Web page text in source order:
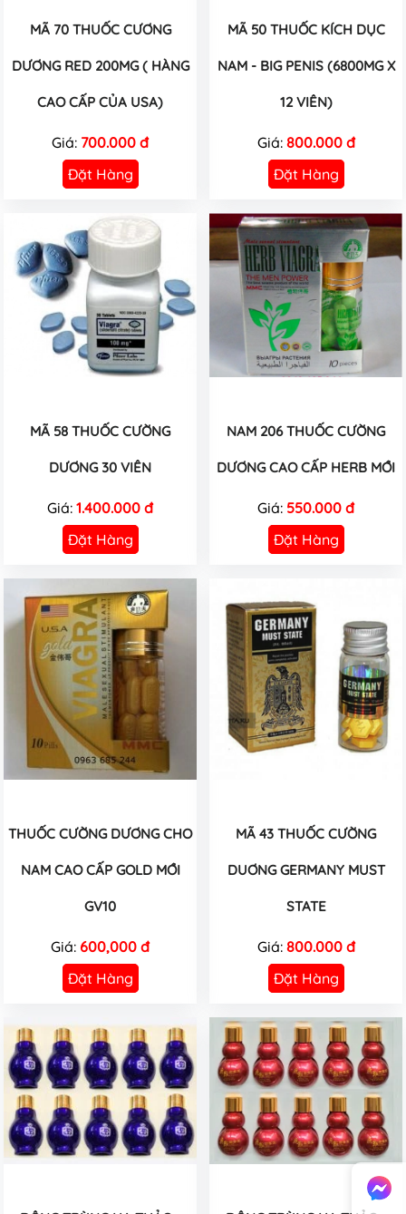
MÃ 70 THUỐC CƯƠNG
DƯƠNG RED 200MG ( HÀNG
CAO CẤP CỦA USA)
Giá: 700.000 đ
Đặt Hàng
MÃ 50 THUỐC KÍCH DỤC
NAM - BIG PENIS (6800MG X
12 VIÊN)
Giá: 800.000 đ
Đặt Hàng
MÃ 58 THUỐC CƯỜNG
DƯƠNG 30 VIÊN
Giá: 1.400.000 đ
Đặt Hàng
NAM 206 THUỐC CƯỜNG
DƯƠNG CAO CẤP HERB MỚI
Giá: 550.000 đ
Đặt Hàng
THUỐC CƯỜNG DƯƠNG CHO
NAM CAO CẤP GOLD MỚI
GV10
Giá: 600,000 đ
Đặt Hàng
MÃ 43 THUỐC CƯỜNG
DUƠNG GERMANY MUST
STATE
Giá: 800.000 đ
Đặt Hàng